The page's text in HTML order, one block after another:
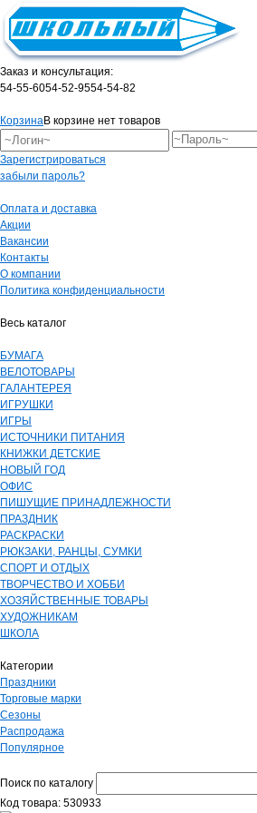
Заказ и консультация:
54-55-6054-52-9554-54-82
КорзинаВ корзине нет товаров
Зарегистрироваться
забыли пароль?
Оплата и доставка
Акции
Вакансии
Контакты
О компании
Политика конфиденциальности
Весь каталог
БУМАГА
ВЕЛОТОВАРЫ
ГАЛАНТЕРЕЯ
ИГРУШКИ
ИГРЫ
ИСТОЧНИКИ ПИТАНИЯ
КНИЖКИ ДЕТСКИЕ
НОВЫЙ ГОД
ОФИС
ПИШУЩИЕ ПРИНАДЛЕЖНОСТИ
ПРАЗДНИК
РАСКРАСКИ
РЮКЗАКИ, РАНЦЫ, СУМКИ
СПОРТ И ОТДЫХ
ТВОРЧЕСТВО И ХОББИ
ХОЗЯЙСТВЕННЫЕ ТОВАРЫ
ХУДОЖНИКАМ
ШКОЛА
Категории
Праздники
Торговые марки
Сезоны
Распродажа
Популярное
Поиск по каталогу
Код товара: 530933